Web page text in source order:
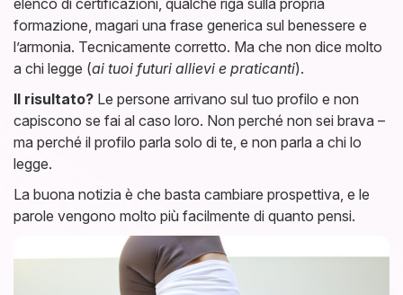
formazione, magari una frase generica sul benessere e
l’armonia. Tecnicamente corretto. Ma che non dice molto
a chi legge (ai tuoi futuri allievi e praticanti).
Il risultato? Le persone arrivano sul tuo profilo e non
capiscono se fai al caso loro. Non perché non sei brava –
ma perché il profilo parla solo di te, e non parla a chi lo
legge.
La buona notizia è che basta cambiare prospettiva, e le
parole vengono molto più facilmente di quanto pensi.